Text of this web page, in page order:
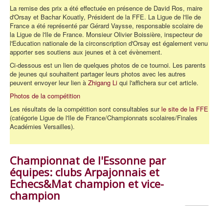
La remise des prix a été effectuée en présence de David Ros, maire
d'Orsay et Bachar Kouatly, Président de la FFE. La Ligue de l'Ile de
France a été représenté par Gérard Vaysse, responsable scolaire de
la Ligue de l'Ile de France. Monsieur Olivier Boissière, inspecteur de
l'Education nationale de la circonscription d'Orsay est également venu
apporter ses soutiens aux jeunes et à cet évènement.
Ci-dessous est un lien de quelques photos de ce tournoi. Les parents
de jeunes qui souhaitent partager leurs photos avec les autres
peuvent envoyer leur lien à Zhigang Li qui l'affichera sur cet article.
Photos de la compétition
Les résultats de la compétition sont consultables surle site de la FFE
(catégorie Ligue de l'Ile de France/Championnats scolaires/Finales
Académies Versailles).
Championnat de l'Essonne par
équipes: clubs Arpajonnais et
Echecs&Mat champion et vice-
champion